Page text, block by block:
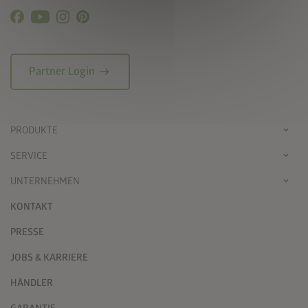
Partner Login arrow_right_alt
PRODUKTE
SERVICE
UNTERNEHMEN
KONTAKT
PRESSE
JOBS & KARRIERE
HÄNDLER